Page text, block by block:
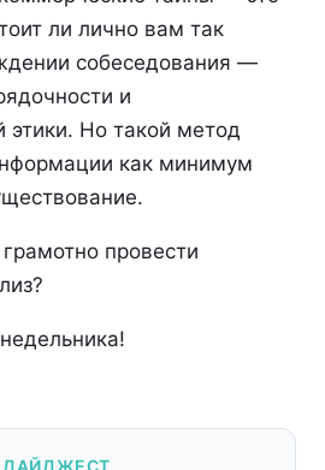
ли лично вам так
собеседования —
и
этики. Но такой метод
как минимум
провести
ДАЙДЖЕСТ